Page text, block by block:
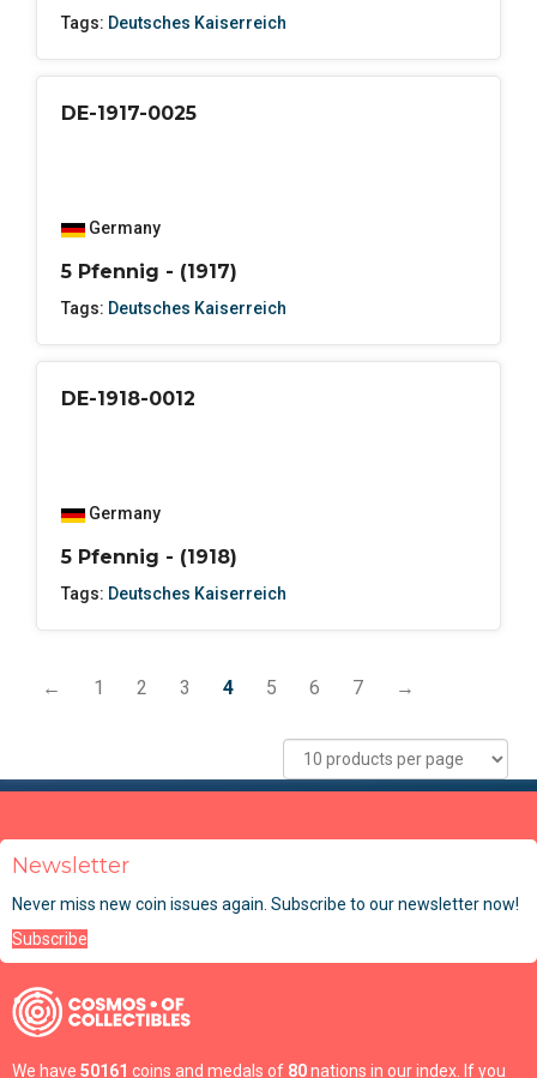
Tags: Deutsches Kaiserreich
DE-1917-0025
Germany
5 Pfennig - (1917)
Tags: Deutsches Kaiserreich
DE-1918-0012
Germany
5 Pfennig - (1918)
Tags: Deutsches Kaiserreich
← 1 2 3 4 5 6 7 →
Newsletter
Never miss new coin issues again. Subscribe to our newsletter now!
Subscribe
We have 50161 coins and medals of 80nations in our index. If you